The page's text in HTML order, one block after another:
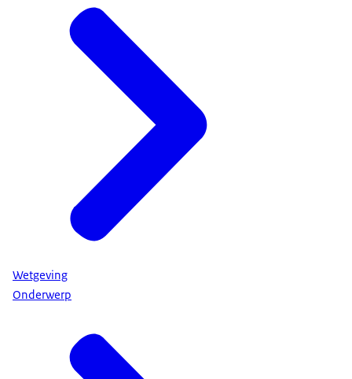
Wetgeving
Onderwerp